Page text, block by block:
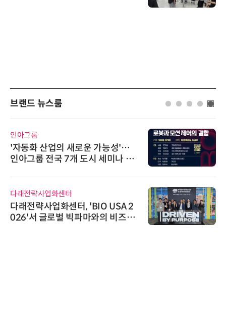
브랜드 뉴스룸
인아그룹
'자동화 산업의 새로운 가능성'…
인아그룹 전국 7개 도시 세미나 페
다래전략사업화센터
다래전략사업화센터, 'BIO USA 2
026'서 글로벌 빅파마와의 비즈니